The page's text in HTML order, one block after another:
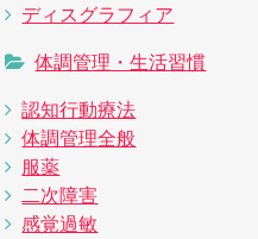
ディスグラフィア
体調管理・生活習慣
認知行動療法
体調管理全般
服薬
二次障害
感覚過敏